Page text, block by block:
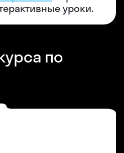
уроки.
по